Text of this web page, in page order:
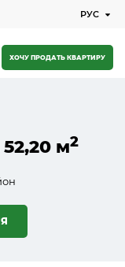
ХОЧУ ПРОДАТЬ КВАРТИРУ
м2